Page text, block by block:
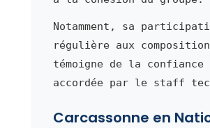
Notamment, sa
régulière aux
témoigne de la confiance
accordée par le staff
Carcassonne en